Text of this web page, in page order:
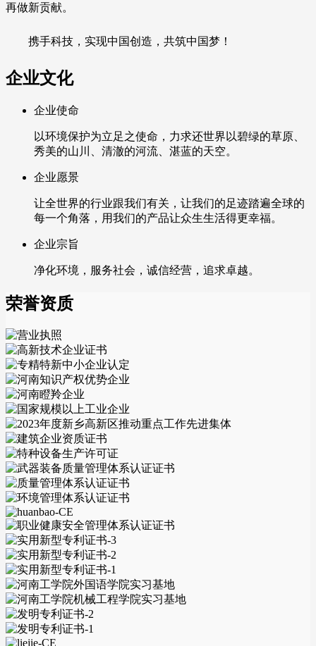
再做新贡献。
携手科技，实现中国创造，共筑中国梦！
企业文化
企业使命
以环境保护为立足之使命，力求还世界以碧绿的草原、
秀美的山川、清澈的河流、湛蓝的天空。
企业愿景
让全世界的行业跟我们有关，让我们的足迹踏遍全球的
每一个角落，用我们的产品让众生生活得更幸福。
企业宗旨
净化环境，服务社会，诚信经营，追求卓越。
荣誉资质